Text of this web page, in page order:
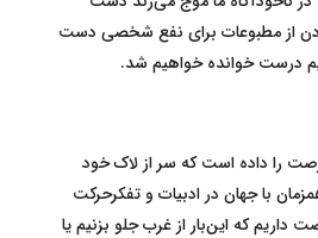
بردن از مطبوعات برای نفع شخصی دست
درست خوانده خواهیم شد.
را داده است که سر از لاک خود
با جهان در ادبیات و تفکرحرکت
که این‌بار از غرب جلو بزنیم یا